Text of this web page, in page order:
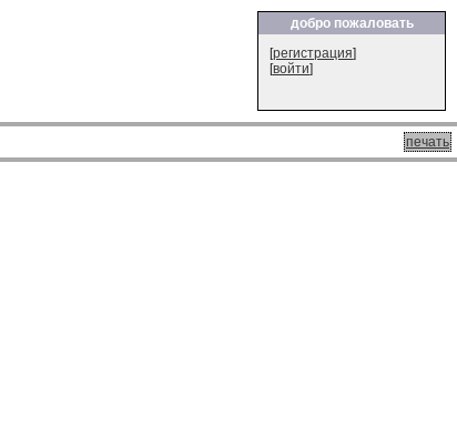
добро пожаловать
[регистрация]
[войти]
печать